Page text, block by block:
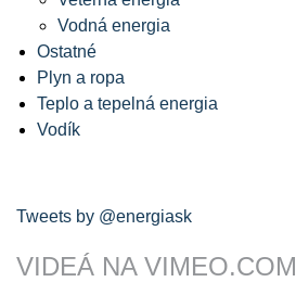
Vodná energia
Ostatné
Plyn a ropa
Teplo a tepelná energia
Vodík
Tweets by @energiask
VIDEÁ NA VIMEO.COM